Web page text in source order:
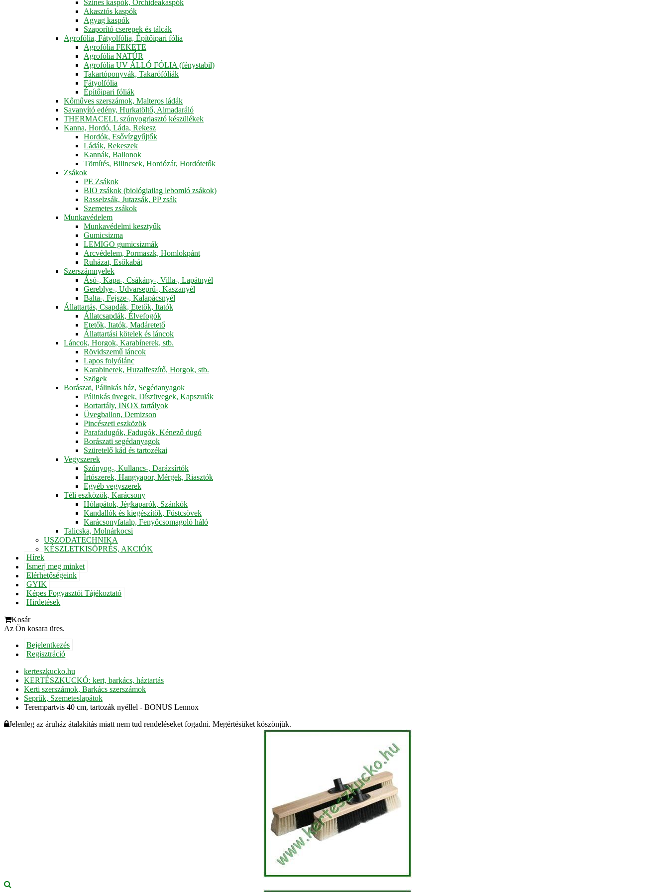
Színes kaspók, Orchideakaspók
Akasztós kaspók
Agyag kaspók
Szaporító cserepek és tálcák
Agrofólia, Fátyolfólia, Építőipari fólia
Agrofólia FEKETE
Agrofólia NATÚR
Agrofólia UV ÁLLÓ FÓLIA (fénystabil)
Takartóponyvák, Takarófóliák
Fátyolfólia
Építőipari fóliák
Kőműves szerszámok, Malteros ládák
Savanyító edény, Hurkatöltő, Almadaráló
THERMACELL szúnyogriasztó készülékek
Kanna, Hordó, Láda, Rekesz
Hordók, Esővízgyűjtők
Ládák, Rekeszek
Kannák, Ballonok
Tömítés, Bilincsek, Hordózár, Hordótetők
Zsákok
PE Zsákok
BIO zsákok (biológiailag lebomló zsákok)
Rasselzsák, Jutazsák, PP zsák
Szemetes zsákok
Munkavédelem
Munkavédelmi kesztyűk
Gumicsizma
LEMIGO gumicsizmák
Arcvédelem, Pormaszk, Homlokpánt
Ruházat, Esőkabát
Szerszámnyelek
Ásó-, Kapa-, Csákány-, Villa-, Lapátnyél
Gereblye-, Udvarseprű-, Kaszanyél
Balta-, Fejsze-, Kalapácsnyél
Állattartás, Csapdák, Etetők, Itatók
Állatcsapdák, Élvefogók
Etetők, Itatók, Madáretető
Állattartási kötelek és láncok
Láncok, Horgok, Karabínerek, stb.
Rövidszemű láncok
Lapos folyólánc
Karabinerek, Huzalfeszítő, Horgok, stb.
Szögek
Borászat, Pálinkás ház, Segédanyagok
Pálinkás üvegek, Díszüvegek, Kapszulák
Bortartály, INOX tartályok
Üvegballon, Demizson
Pincészeti eszközök
Parafadugók, Fadugók, Kénező dugó
Borászati segédanyagok
Szüretelő kád és tartozékai
Vegyszerek
Szúnyog-, Kullancs-, Darázsírtók
Írtószerek, Hangyapor, Mérgek, Riasztók
Egyéb vegyszerek
Téli eszközök, Karácsony
Hólapátok, Jégkaparók, Szánkók
Kandallók és kiegészítők, Füstcsövek
Karácsonyfatalp, Fenyőcsomagoló háló
Talicska, Molnárkocsi
USZODATECHNIKA
KÉSZLETKISÖPRÉS, AKCIÓK
Hírek
Ismerj meg minket
Elérhetőségeink
GYIK
Képes Fogyasztói Tájékoztató
Hirdetések
Kosár
Az Ön kosara üres.
Bejelentkezés
Regisztráció
kerteszkucko.hu
KERTÉSZKUCKÓ: kert, barkács, háztartás
Kerti szerszámok, Barkács szerszámok
Seprűk, Szemeteslapátok
Terempartvis 40 cm, tartozák nyéllel - BONUS Lennox
Jelenleg az áruház átalakítás miatt nem tud rendeléseket fogadni. Megértésüket köszönjük.